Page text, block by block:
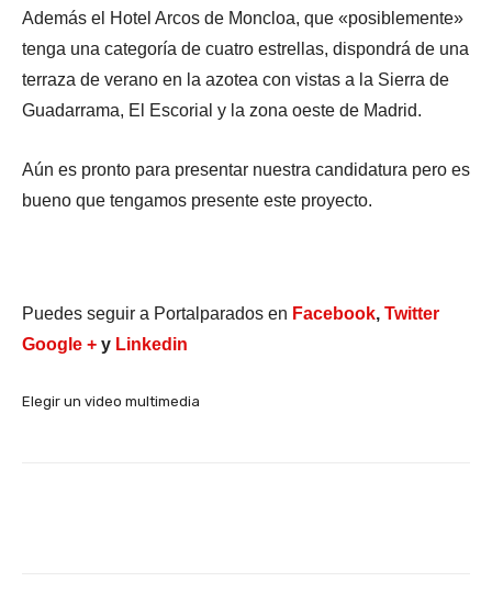
Además el Hotel Arcos de Moncloa, que «posiblemente»
tenga una categoría de cuatro estrellas, dispondrá de una
terraza de verano en la azotea con vistas a la Sierra de
Guadarrama, El Escorial y la zona oeste de Madrid.
Aún es pronto para presentar nuestra candidatura pero es
bueno que tengamos presente este proyecto.
Puedes seguir a Portalparados en Facebook, Twitter
Google + y Linkedin
Elegir un video multimedia